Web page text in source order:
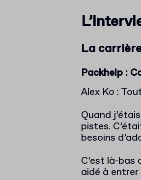
La
Packhelp :
Alex Ko :
Quand
pistes.
besoins
C’est là-bas
aidé à